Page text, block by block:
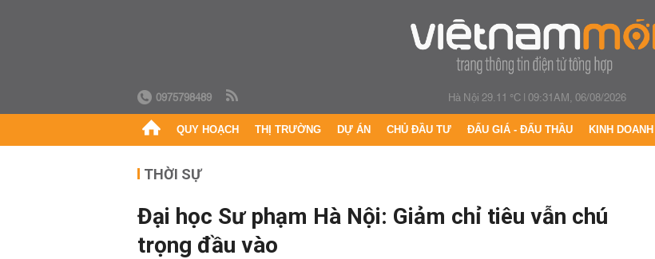
0975798489 Hà Nội 29.11 °C|09:31AM, 06/08/2026
QUY HOẠCH THỊ TRƯỜNG DỰ ÁN CHỦ ĐẦU TƯ ĐẤU GIÁ - ĐẤU THẦU KINH DOANH
THỜI SỰ
Đại học Sư phạm Hà Nội: Giảm chỉ tiêu vẫn chú
trọng đầu vào